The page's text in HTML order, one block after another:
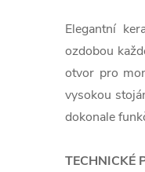
Elegantní
ozdobou
otvor pro
vysokou
dokonale
TECHNICKÉ